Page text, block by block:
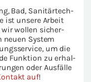
Bad, Sa­ni­tär­tech­
ist un­se­re Ar­beit
wir wol­len si­cher­
neuen Sys­tem
um die
Funk­ti­on zu er­hal­
oder Aus­fäl­le
auf!